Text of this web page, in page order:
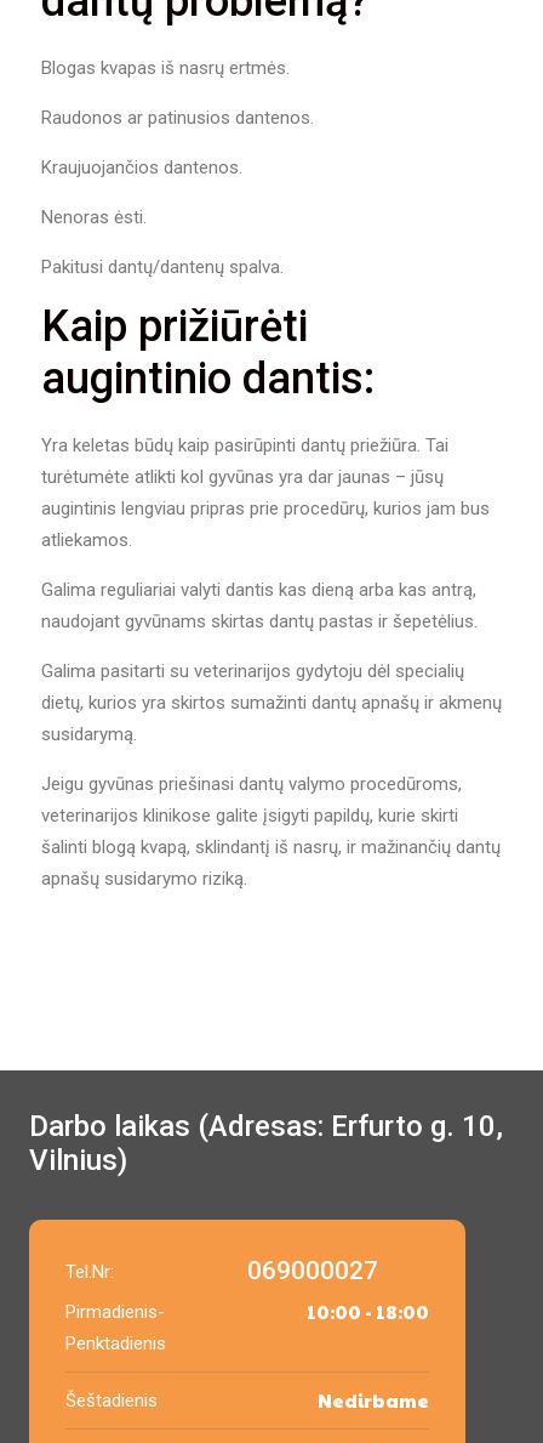
Blogas kvapas iš nasrų ertmės.
Raudonos ar patinusios dantenos.
Kraujuojančios dantenos.
Nenoras ėsti.
Pakitusi dantų/dantenų spalva.
Kaip prižiūrėti
augintinio dantis:
Yra keletas būdų kaip pasirūpinti dantų priežiūra. Tai
turėtumėte atlikti kol gyvūnas yra dar jaunas – jūsų
augintinis lengviau pripras prie procedūrų, kurios jam bus
atliekamos.
Galima reguliariai valyti dantis kas dieną arba kas antrą,
naudojant gyvūnams skirtas dantų pastas ir šepetėlius.
Galima pasitarti su veterinarijos gydytoju dėl specialių
dietų, kurios yra skirtos sumažinti dantų apnašų ir akmenų
susidarymą.
Jeigu gyvūnas priešinasi dantų valymo procedūroms,
veterinarijos klinikose galite įsigyti papildų, kurie skirti
šalinti blogą kvapą, sklindantį iš nasrų, ir mažinančių dantų
apnašų susidarymo riziką.
Darbo laikas (Adresas: Erfurto g. 10,
Vilnius)
Tel.Nr: 069000027
Pirmadienis-
Penktadienis
10:00 - 18:00
Šeštadienis Nedirbame